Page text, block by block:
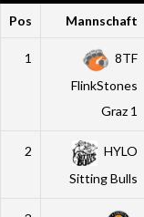
Pos Mannschaft
1
8TF
FlinkStones
Graz 1
2
HYLO
Sitting Bulls